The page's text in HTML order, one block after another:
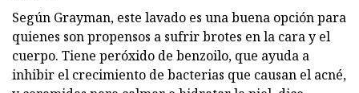
Según Grayman, este lavado es una buena opción para
quienes son propensos a sufrir brotes en la cara y el
cuerpo. Tiene peróxido de benzoilo, que ayuda a
inhibir el crecimiento de bacterias que causan el acné,